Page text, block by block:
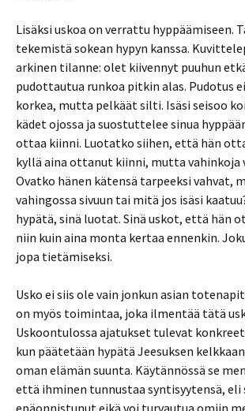
Lisäksi uskoa on verrattu hyppäämiseen.
tekemistä sokean hypyn kanssa.
arkinen tilanne: olet kiivennyt puuhun
pudottautua runkoa pitkin alas. Pudotus
korkea, mutta pelkäät silti. Isäsi seisoo
kädet ojossa ja suostuttelee sinua
ottaa kiinni. Luotatko siihen, että hän
kyllä aina ottanut kiinni, mutta vahinkoja
Ovatko hänen kätensä tarpeeksi vahvat,
vahingossa sivuun tai mitä jos isäsi
hypätä, sinä luotat. Sinä uskot, että hän
niin kuin aina monta kertaa ennenkin.
jopa tietämiseksi.
Usko ei siis ole vain jonkun asian
on myös toimintaa, joka ilmentää tätä
Uskoontulossa ajatukset tulevat
kun päätetään hypätä Jeesuksen
oman elämän suunta. Käytännössä se
että ihminen tunnustaa syntisyytensä, eli
epäonnistunut eikä voi turvautua omiin